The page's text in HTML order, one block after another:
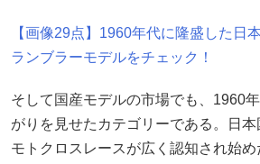
【画像29点】1960年代に隆盛した日
ランブラーモデルをチェック！
そして国産モデルの市場でも、1960
がりを見せたカテゴリーである。日本
モトクロスレースが広く認知され始